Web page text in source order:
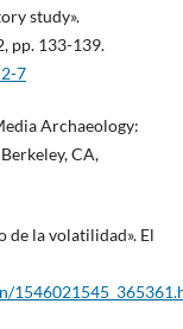
study».
pp. 133-139.
7
Archaeology:
CA,
de la volatilidad». El